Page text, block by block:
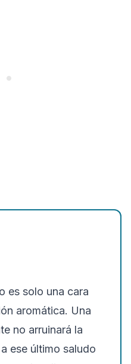
es solo una cara
aromática. Una
no arruinará la
ese último saludo